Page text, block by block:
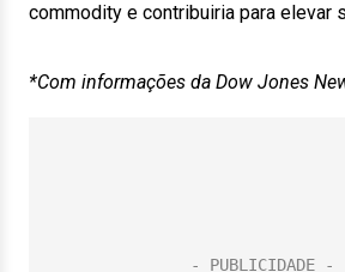
commodity e contribuiria para elevar
*Com informações da Dow Jones